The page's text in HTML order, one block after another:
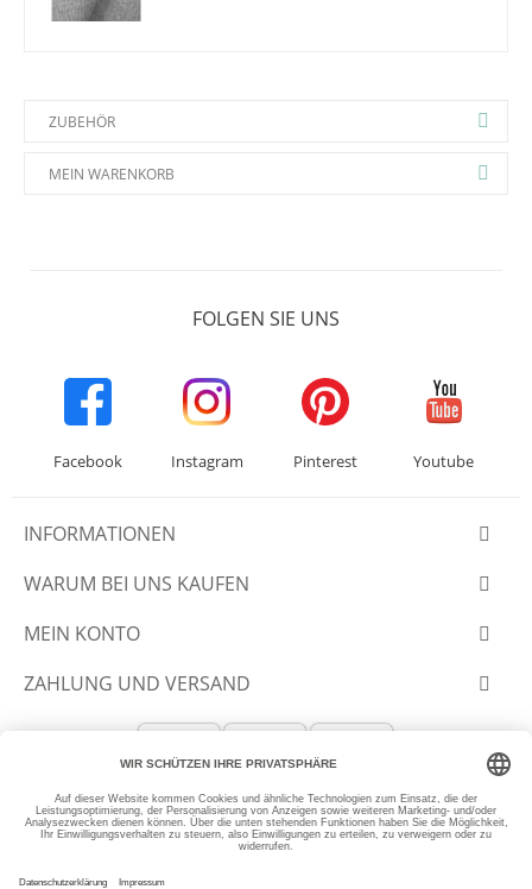
ZUBEHÖR
MEIN WARENKORB
FOLGEN SIE UNS
Facebook Instagram Pinterest Youtube
INFORMATIONEN
WARUM BEI UNS KAUFEN
MEIN KONTO
ZAHLUNG UND VERSAND